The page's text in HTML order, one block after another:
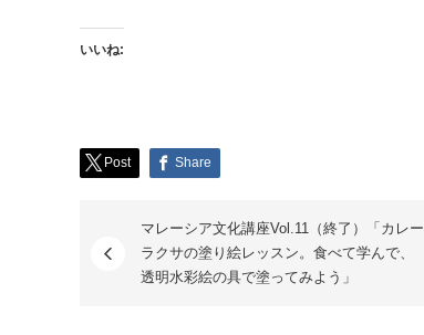
いいね:
Post Share
マレーシア文化講座Vol.11（終了）「カレー
ラクサの塗り絵レッスン。食べて学んで、
透明水彩絵の具で塗ってみよう」